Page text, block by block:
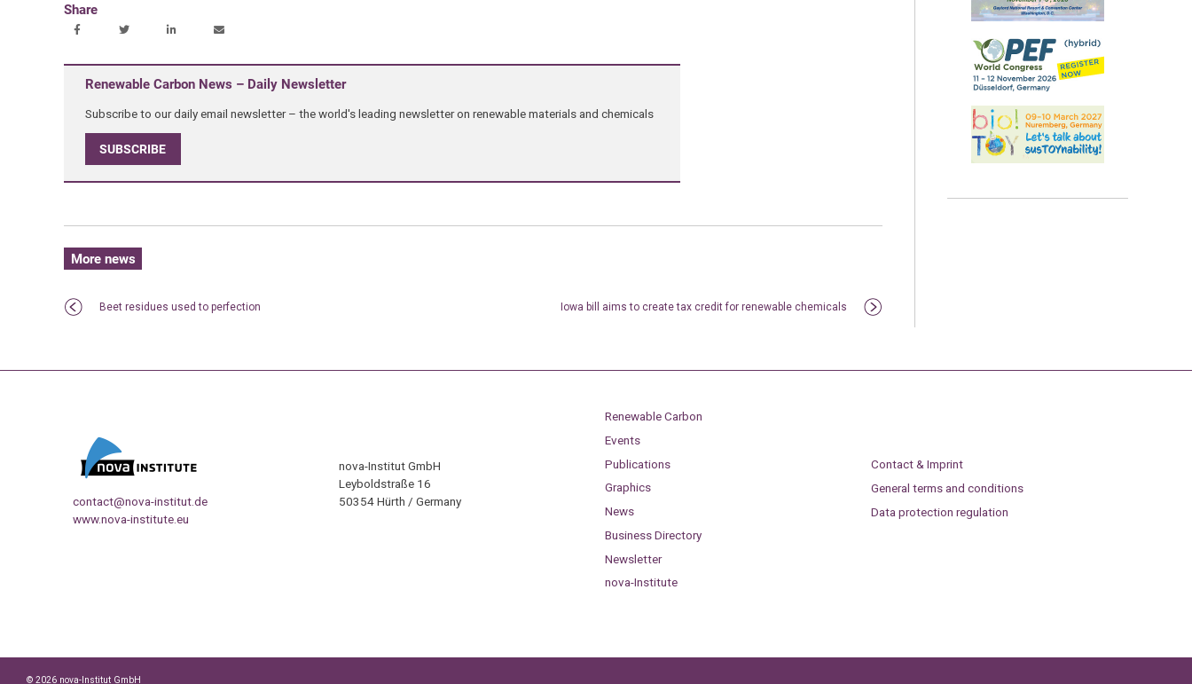
Share
Renewable Carbon News – Daily Newsletter
Subscribe to our daily email newsletter – the world's leading newsletter on renewable materials and chemicals
SUBSCRIBE
More news
Beet residues used to perfection Iowa bill aims to create tax credit for renewable chemicals
contact@nova-institut.de
www.nova-institute.eu
nova-Institut GmbH
Leyboldstraße 16
50354 Hürth / Germany
Renewable Carbon
Events
Publications
Graphics
News
Business Directory
Newsletter
nova-Institute
Contact & Imprint
General terms and conditions
Data protection regulation
© 2026 nova-Institut GmbH